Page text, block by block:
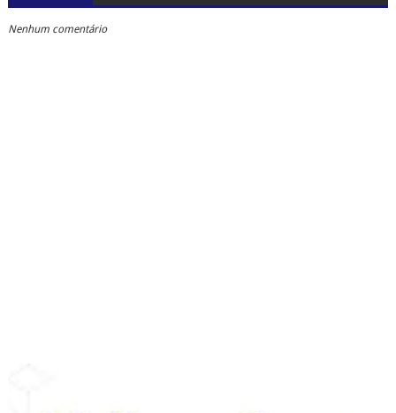
Nenhum comentário